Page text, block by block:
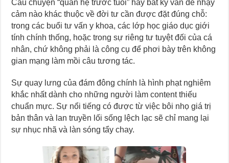
Câu chuyện “quan hệ trước tuổi” hay bất kỳ vấn đề nhạy
cảm nào khác thuộc về đời tư cần được đặt đúng chỗ:
trong các buổi tư vấn y khoa, các lớp học giáo dục giới
tính chính thống, hoặc trong sự riêng tư tuyệt đối của cá
nhân, chứ không phải là công cụ để phơi bày trên không
gian mạng làm mồi câu tương tác.
Sự quay lưng của đám đông chính là hình phạt nghiêm
khắc nhất dành cho những người làm content thiếu
chuẩn mực. Sự nổi tiếng có được từ việc bôi nhọ giá trị
bản thân và lan truyền lối sống lệch lạc sẽ chỉ mang lại
sự nhục nhã và làn sóng tẩy chay.